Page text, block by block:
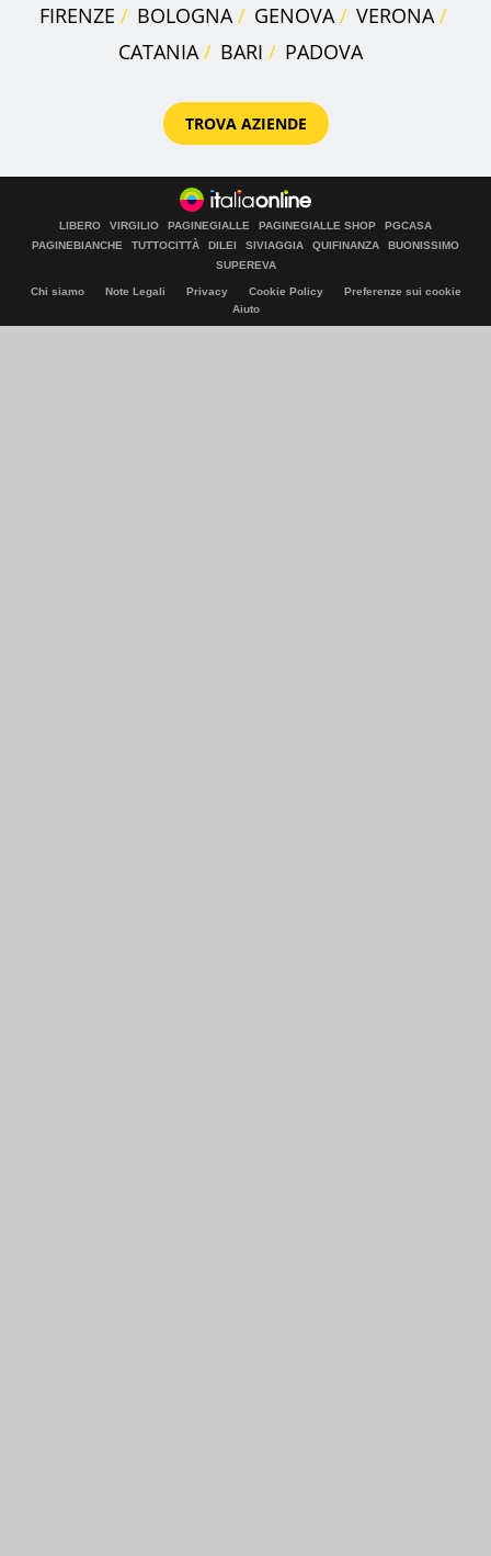
FIRENZE
BOLOGNA GENOVA
VERONA
CATANIA
BARI PADOVA
TROVA AZIENDE
LIBERO VIRGILIO PAGINEGIALLE PAGINEGIALLE SHOP
PGCASA
PAGINEBIANCHE
TUTTOCITTÀ DILEI SIVIAGGIA QUIFINANZA
BUONISSIMO
SUPEREVA
Chi siamo Note Legali Privacy Cookie Policy
Preferenze sui cookie
Aiuto